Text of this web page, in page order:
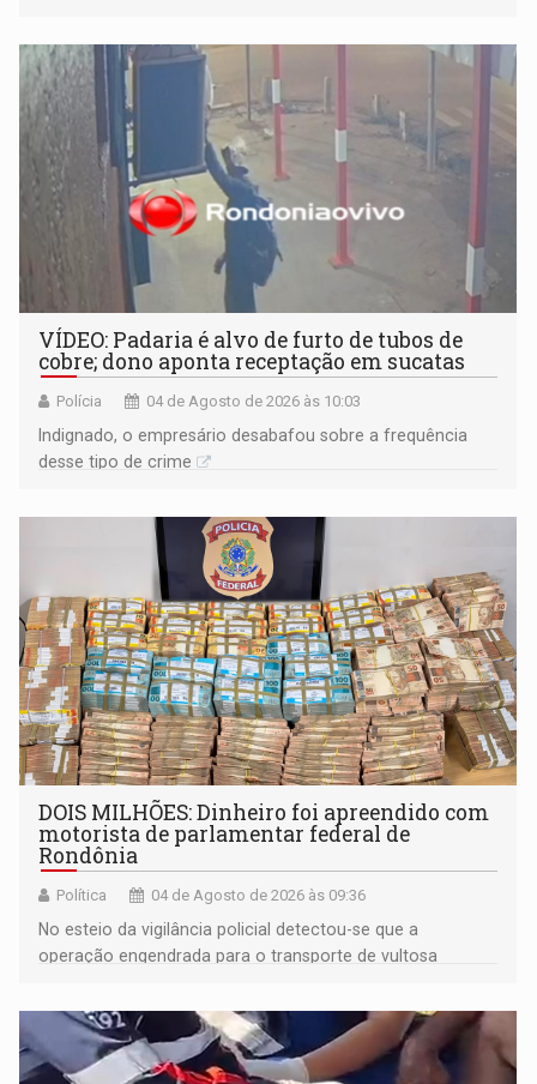
VÍDEO: Padaria é alvo de furto de tubos de
cobre; dono aponta receptação em sucatas
Polícia 04 de Agosto de 2026 às 10:03
​Indignado, o empresário desabafou sobre a frequência
desse tipo de crime
DOIS MILHÕES: Dinheiro foi apreendido com
motorista de parlamentar federal de
Rondônia
Política 04 de Agosto de 2026 às 09:36
No esteio da vigilância policial detectou-se que a
operação engendrada para o transporte de vultosa